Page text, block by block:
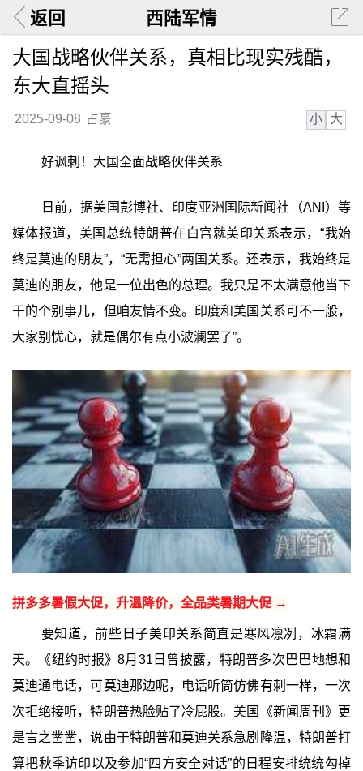
返回 西陆军情
大国战略伙伴关系，真相比现实残酷，
东大直摇头
2025-09-08 占豪 小 大
好讽刺！大国全面战略伙伴关系
日前，据美国彭博社、印度亚洲国际新闻社（ANI）等
媒体报道，美国总统特朗普在白宫就美印关系表示，“我始
终是莫迪的朋友”，“无需担心”两国关系。还表示，我始终是
莫迪的朋友，他是一位出色的总理。我只是不太满意他当下
干的个别事儿，但咱友情不变。印度和美国关系可不一般，
大家别忧心，就是偶尔有点小波澜罢了”。
拼多多暑假大促，升温降价，全品类暑期大促 →
要知道，前些日子美印关系简直是寒风凛冽，冰霜满
天。《纽约时报》8月31日曾披露，特朗普多次巴巴地想和
莫迪通电话，可莫迪那边呢，电话听筒仿佛有刺一样，一次
次拒绝接听，特朗普热脸贴了冷屁股。美国《新闻周刊》更
是言之凿凿，说由于特朗普和莫迪关系急剧降温，特朗普打
算把秋季访印以及参加“四方安全对话”的日程安排统统勾掉